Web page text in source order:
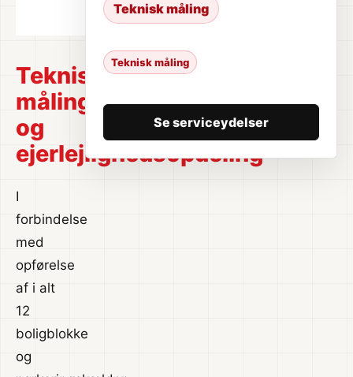
måling
Teknisk
måling
og
ejerlejlighedsopdeling
I
forbindelse
med
opførelse
af i alt
12
boligblokke
og
Teknisk måling
Teknisk måling
Se serviceydelser